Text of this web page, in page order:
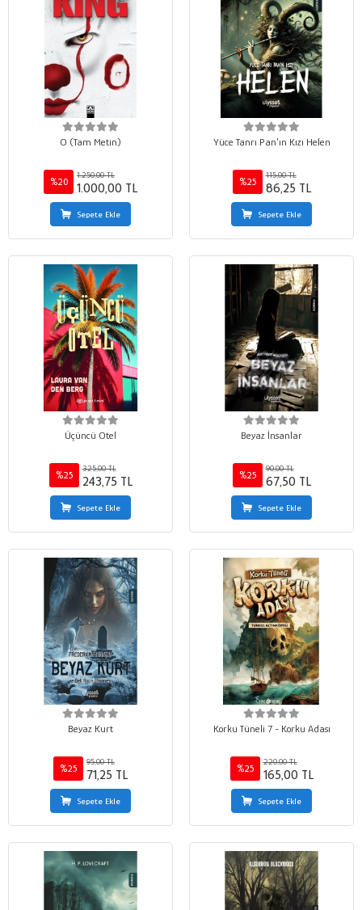
O (Tam Metin)
%20
1.250,00 TL
1.000,00 TL
Sepete Ekle
Yüce Tanrı Pan’ın Kızı Helen
%25
115,00 TL
86,25 TL
Sepete Ekle
Üçüncü Otel
%25
325,00 TL
243,75 TL
Sepete Ekle
Beyaz İnsanlar
%25
90,00 TL
67,50 TL
Sepete Ekle
Beyaz Kurt
%25
95,00 TL
71,25 TL
Sepete Ekle
Korku Tüneli 7 - Korku Adası
%25
220,00 TL
165,00 TL
Sepete Ekle